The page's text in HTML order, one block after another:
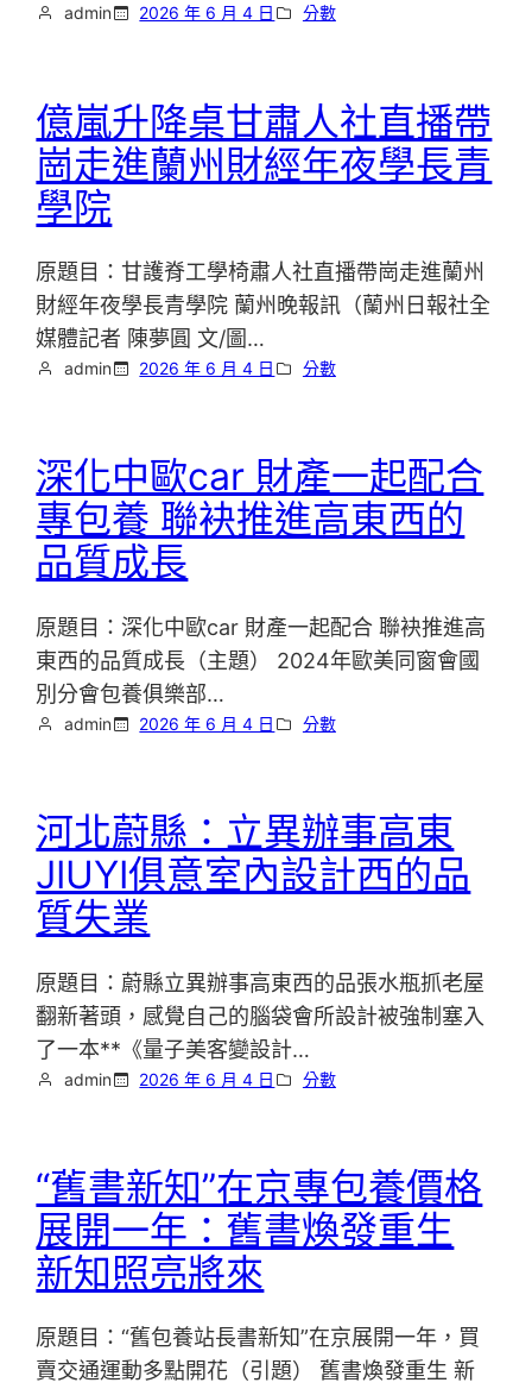
admin 2026 年 6 月 4 日 分數
億嵐升降桌甘肅人社直播帶
崗走進蘭州財經年夜學長青
學院
原題目：甘護脊工學椅肅人社直播帶崗走進蘭州
財經年夜學長青學院 蘭州晚報訊（蘭州日報社全
媒體記者 陳夢圓 文/圖…
admin 2026 年 6 月 4 日 分數
深化中歐car 財產一起配合
專包養 聯袂推進高東西的
品質成長
原題目：深化中歐car 財產一起配合 聯袂推進高
東西的品質成長（主題） 2024年歐美同窗會國
別分會包養俱樂部…
admin 2026 年 6 月 4 日 分數
河北蔚縣：立異辦事高東
JIUYI俱意室內設計西的品
質失業
原題目：蔚縣立異辦事高東西的品張水瓶抓老屋
翻新著頭，感覺自己的腦袋會所設計被強制塞入
了一本**《量子美客變設計…
admin 2026 年 6 月 4 日 分數
“舊書新知”在京專包養價格
展開一年：舊書煥發重生
新知照亮將來
原題目：“舊包養站長書新知”在京展開一年，買
賣交通運動多點開花（引題） 舊書煥發重生 新